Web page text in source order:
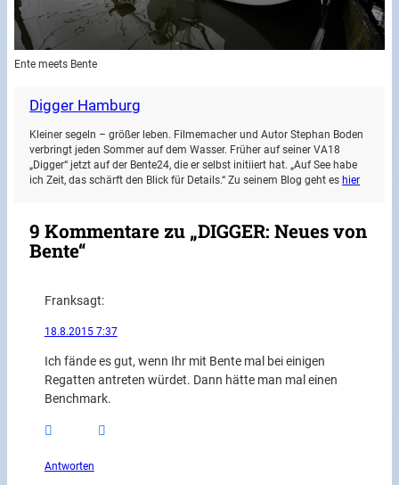
Ente meets Bente
Digger Hamburg
Kleiner segeln – größer leben. Filmemacher und Autor Stephan Boden
verbringt jeden Sommer auf dem Wasser. Früher auf seiner VA18
„Digger“ jetzt auf der Bente24, die er selbst initiiert hat. „Auf See habe
ich Zeit, das schärft den Blick für Details.“ Zu seinem Blog geht es hier
9 Kommentare zu „DIGGER: Neues von
Bente“
Franksagt:
18.8.2015 7:37
Ich fände es gut, wenn Ihr mit Bente mal bei einigen
Regatten antreten würdet. Dann hätte man mal einen
Benchmark.
Antworten